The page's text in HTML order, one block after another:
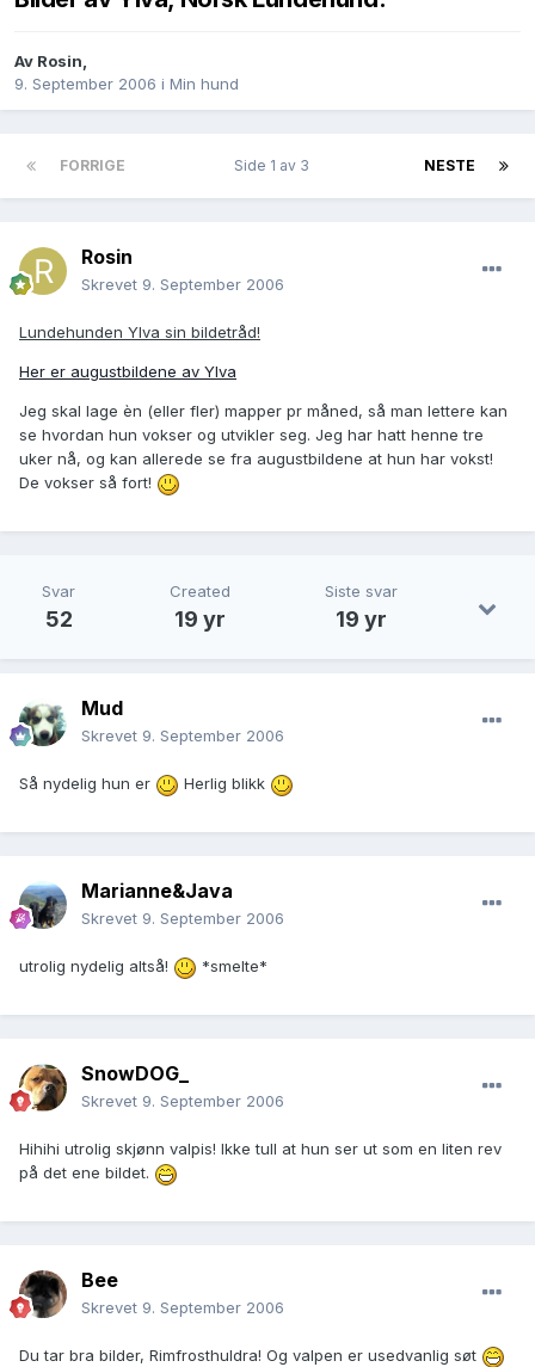
Av Rosin,
9. September 2006 i Min hund
FORRIGE NESTE
Side 1 av 3
Rosin
Skrevet 9. September 2006
Lundehunden Ylva sin bildetråd!
Her er augustbildene av Ylva
Jeg skal lage èn (eller fler) mapper pr måned, så man lettere kan
se hvordan hun vokser og utvikler seg. Jeg har hatt henne tre
uker nå, og kan allerede se fra augustbildene at hun har vokst!
De vokser så fort!
Svar
52
Created
19 yr
Siste svar
19 yr
Mud
Skrevet 9. September 2006
Så nydelig hun er Herlig blikk
Marianne&Java
Skrevet 9. September 2006
utrolig nydelig altså! *smelte*
SnowDOG_
Skrevet 9. September 2006
Hihihi utrolig skjønn valpis! Ikke tull at hun ser ut som en liten rev
på det ene bildet.
Bee
Skrevet 9. September 2006
Du tar bra bilder, Rimfrosthuldra! Og valpen er usedvanlig søt